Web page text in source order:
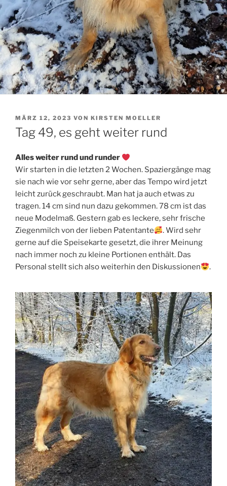
VERÖFFENTLICHT
AM
MÄRZ 12, 2023 VON KIRSTEN MOELLER
Tag 49, es geht weiter rund
Alles weiter rund und runder
Wir starten in die letzten 2 Wochen. Spaziergänge mag
sie nach wie vor sehr gerne, aber das Tempo wird jetzt
leicht zurück geschraubt. Man hat ja auch etwas zu
tragen. 14 cm sind nun dazu gekommen. 78 cm ist das
neue Modelmaß. Gestern gab es leckere, sehr frische
Ziegenmilch von der lieben Patentante
. Wird sehr
gerne auf die Speisekarte gesetzt, die ihrer Meinung
nach immer noch zu kleine Portionen enthält. Das
Personal stellt sich also weiterhin den Diskussionen
.